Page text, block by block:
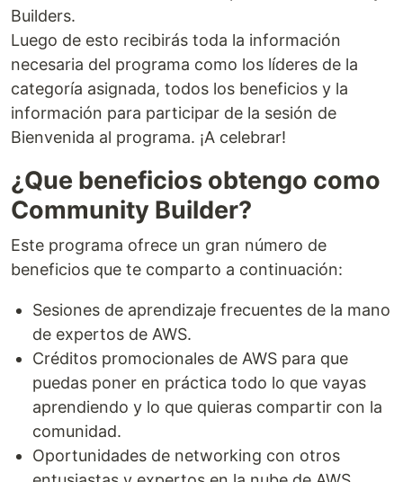
Builders.
Luego de esto recibirás toda la información
necesaria del programa como los líderes de la
categoría asignada, todos los beneficios y la
información para participar de la sesión de
Bienvenida al programa. ¡A celebrar!
¿Que beneficios obtengo como
Community Builder?
Este programa ofrece un gran número de
beneficios que te comparto a continuación:
Sesiones de aprendizaje frecuentes de la mano
de expertos de AWS.
Créditos promocionales de AWS para que
puedas poner en práctica todo lo que vayas
aprendiendo y lo que quieras compartir con la
comunidad.
Oportunidades de networking con otros